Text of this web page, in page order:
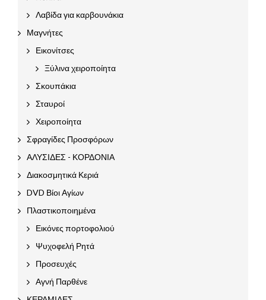
Λαβίδα για καρβουνάκια
Μαγνήτες
Εικονίτσες
Ξύλινα χειροποίητα
Σκουπάκια
Σταυροί
Χειροποίητα
Σφραγίδες Προσφόρων
ΑΛΥΣΙΔΕΣ - ΚΟΡΔΟΝΙΑ
Διακοσμητικά Κεριά
DVD Βίοι Αγίων
Πλαστικοποιημένα
Εικόνες πορτοφολιού
Ψυχοφελή Ρητά
Προσευχές
Αγνή Παρθένε